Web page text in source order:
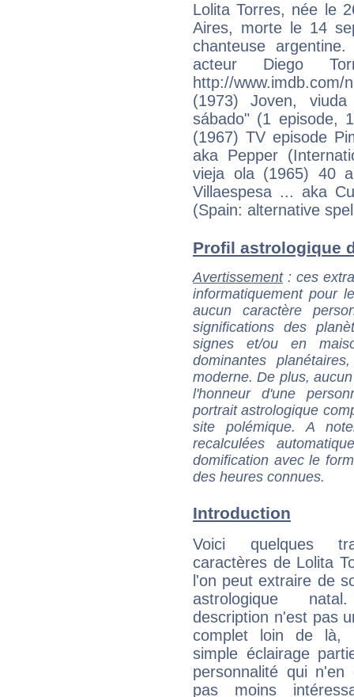
Lolita Torres, née le
Aires, morte le 14
chanteuse
acteur Diego
http://
(1973) Joven,
sábado" (1 episode,
(1967) TV episode
aka Pepper
vieja ola (1965) 40
Villaespesa ... aka
(Spain: alternative
Profil astrologique
Avertissement: ces
informatiquement pour
aucun caractère
significations des
signes et/ou en
dominantes
moderne. De plus,
l'honneur d'une
portrait astrologique
site polémique. A
recalculées
domification avec le
des heures connues.
Introduction
Voici quelques
caractères de Lolita
l'on peut extraire de
astrologique
description n'est pas
complet loin de là,
simple éclairage
personnalité qui n'en
pas moins